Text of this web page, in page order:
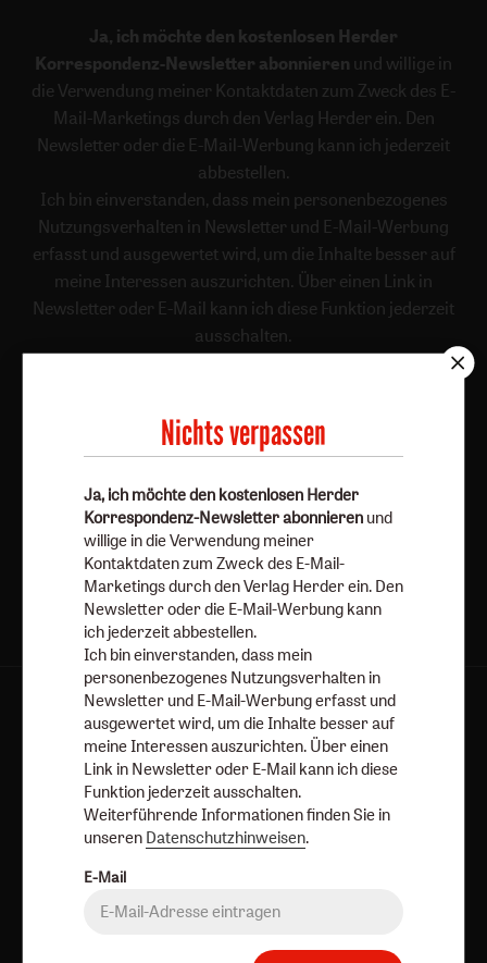
Ja, ich möchte den kostenlosen Herder
Korrespondenz-Newsletter abonnieren und willige in
die Verwendung meiner Kontaktdaten zum Zweck des E-
Mail-Marketings durch den Verlag Herder ein. Den
Newsletter oder die E-Mail-Werbung kann ich jederzeit
abbestellen.
Ich bin einverstanden, dass mein personenbezogenes
Nutzungsverhalten in Newsletter und E-Mail-Werbung
erfasst und ausgewertet wird, um die Inhalte besser auf
meine Interessen auszurichten. Über einen Link in
Newsletter oder E-Mail kann ich diese Funktion jederzeit
ausschalten.
Weiterführende Informationen finden Sie in unseren
AGB und Widerrufsbelehrung
Datenschutz
Barrierefreiheit
Impressum
Vertrag widerrufen Abo online kündigen
Nichts verpassen
Ja, ich möchte den kostenlosen Herder
Korrespondenz-Newsletter abonnieren und
willige in die Verwendung meiner
Kontaktdaten zum Zweck des E-Mail-
Marketings durch den Verlag Herder ein. Den
Newsletter oder die E-Mail-Werbung kann
ich jederzeit abbestellen.
Ich bin einverstanden, dass mein
personenbezogenes Nutzungsverhalten in
Newsletter und E-Mail-Werbung erfasst und
ausgewertet wird, um die Inhalte besser auf
meine Interessen auszurichten. Über einen
Link in Newsletter oder E-Mail kann ich diese
Funktion jederzeit ausschalten.
Weiterführende Informationen finden Sie in
unseren Datenschutzhinweisen.
E-Mail